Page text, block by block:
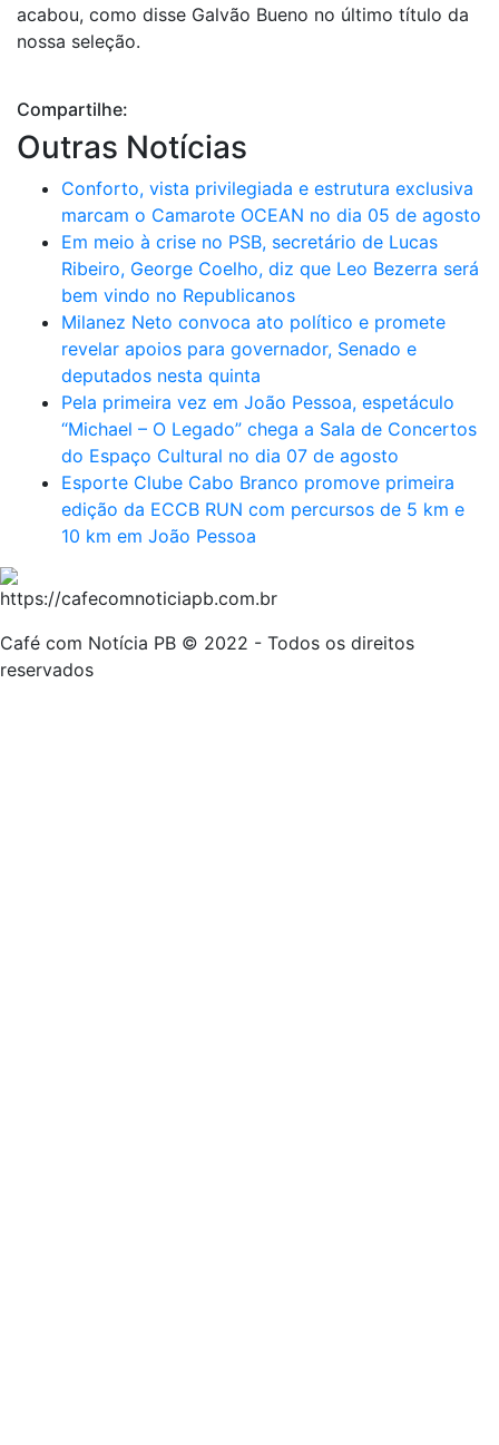
acabou, como disse Galvão Bueno no último título da
nossa seleção.
Compartilhe:
Outras Notícias
Conforto, vista privilegiada e estrutura exclusiva
marcam o Camarote OCEAN no dia 05 de agosto
Em meio à crise no PSB, secretário de Lucas
Ribeiro, George Coelho, diz que Leo Bezerra será
bem vindo no Republicanos
Milanez Neto convoca ato político e promete
revelar apoios para governador, Senado e
deputados nesta quinta
Pela primeira vez em João Pessoa, espetáculo
“Michael – O Legado” chega a Sala de Concertos
do Espaço Cultural no dia 07 de agosto
Esporte Clube Cabo Branco promove primeira
edição da ECCB RUN com percursos de 5 km e
10 km em João Pessoa
Café com Notícia PB © 2022 - Todos os direitos
reservados